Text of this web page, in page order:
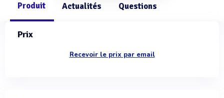
Produit Actualités Questions
Prix
Recevoir le prix par email